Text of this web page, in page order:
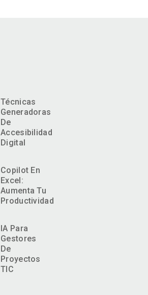
Técnicas
Generadoras
De
Accesibilidad
Digital
Copilot En
Excel:
Aumenta Tu
Productividad
IA Para
Gestores
De
Proyectos
TIC